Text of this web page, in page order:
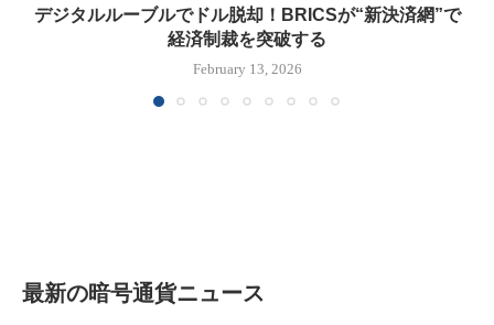
デジタルルーブルでドル脱却！BRICSが“新決済網”で
経済制裁を突破する
February 13, 2026
最新の暗号通貨ニュース